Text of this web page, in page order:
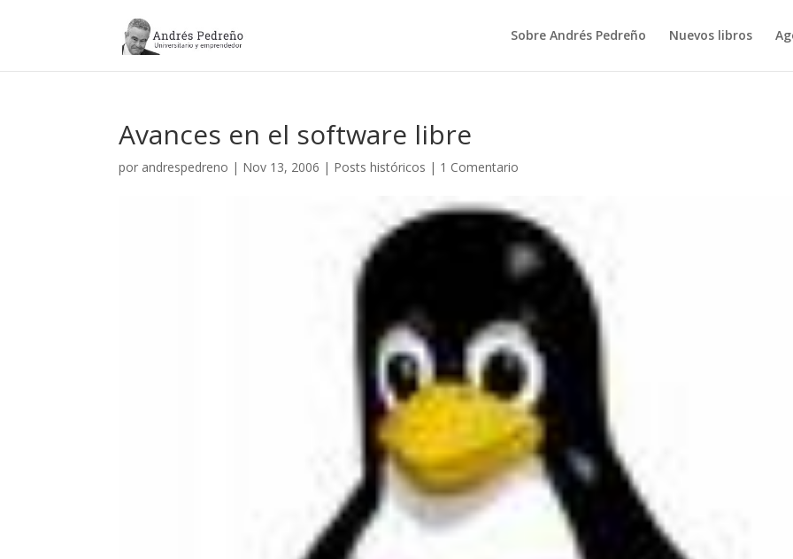
Sobre Andrés Pedreño Nuevos libros
Avances en el software libre
por andrespedreno | Nov 13, 2006 | Posts históricos | 1 Comentario